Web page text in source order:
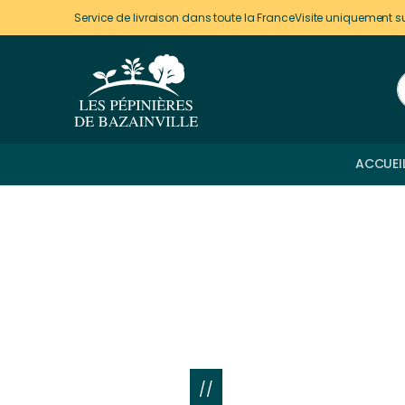
Service de livraison dans toute la FranceVisite uniquement
//
Panneau de gestion des cookies